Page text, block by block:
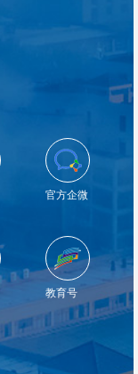
官方企微
教育号